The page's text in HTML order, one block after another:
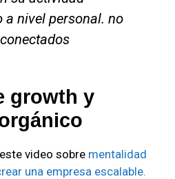
nivel personal. no
growth y
video sobre mentalidad
una empresa escalable.